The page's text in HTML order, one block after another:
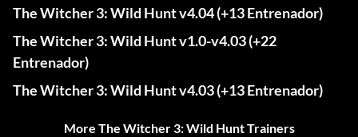
The Witcher 3: Wild Hunt v4.04 (+13 Entrenador)
The Witcher 3: Wild Hunt v1.0-v4.03 (+22
Entrenador)
The Witcher 3: Wild Hunt v4.03 (+13 Entrenador)
More The Witcher 3: Wild Hunt Trainers